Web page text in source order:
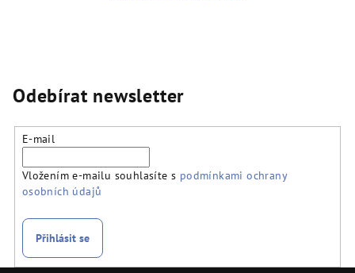
Odebírat newsletter
E-mail
Vložením e-mailu souhlasíte s podmínkami ochrany
osobních údajů
Přihlásit se